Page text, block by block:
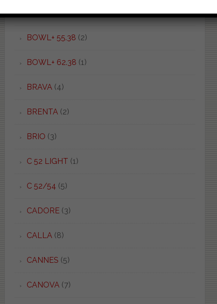
BOWL+ 50.55(1)
BOWL+ 55.38 (2)
BOWL+ 62.38 (1)
BRAVA (4)
BRENTA (2)
BRIO (3)
C 52 LIGHT (1)
C 52/54 (5)
CADORE(3)
CALLA (8)
CANNES (5)
CANOVA (7)